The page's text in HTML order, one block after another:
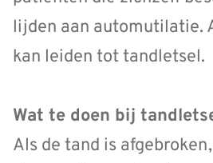
lijden aan automutilatie.
kan leiden tot tandletsel.
Wat te doen bij
Als de tand is